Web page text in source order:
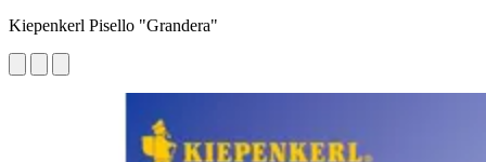
Kiepenkerl Pisello "Grandera"